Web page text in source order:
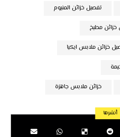
تفصيل خزائن المنيوم
خزائن مطبخ
خزائن ملابس ايكيا
خزائن ملابس جاهزة